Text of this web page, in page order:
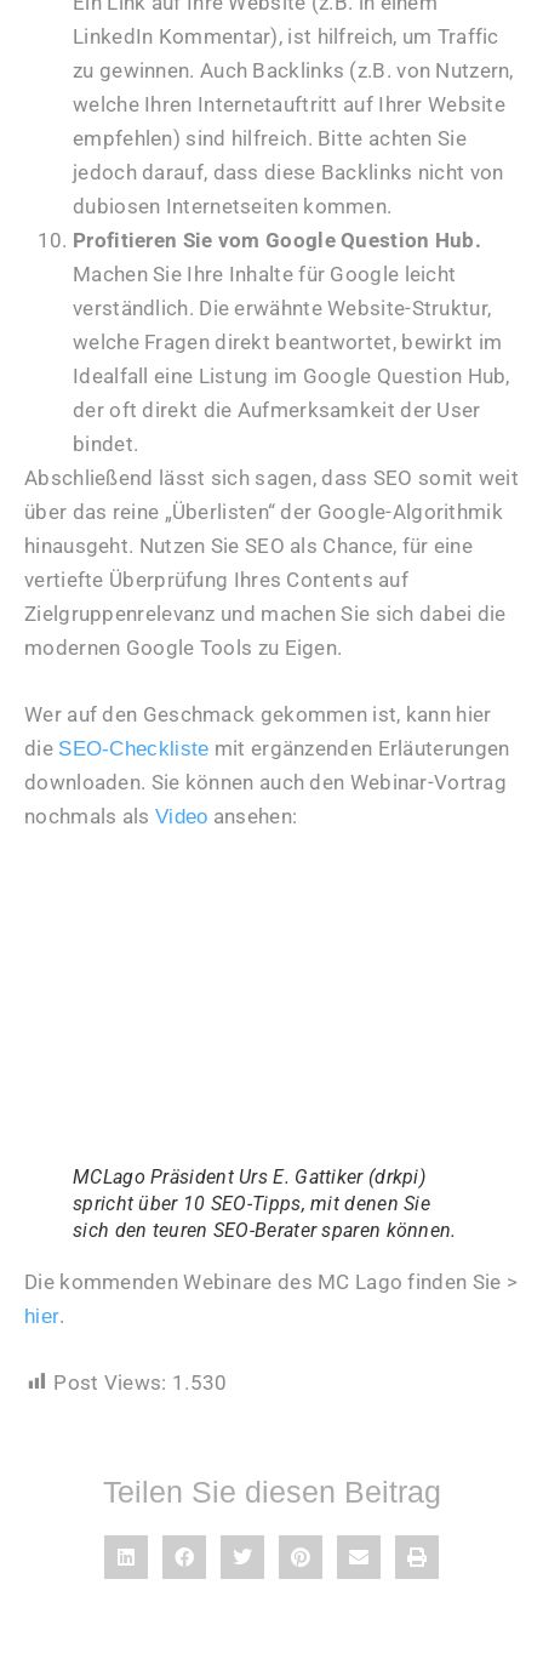
LinkedIn Kommentar), ist hilfreich, um Traffic
zu gewinnen. Auch Backlinks (z.B. von Nutzern,
welche Ihren Internetauftritt auf Ihrer Website
empfehlen) sind hilfreich. Bitte achten Sie
jedoch darauf, dass diese Backlinks nicht von
dubiosen Internetseiten kommen.
Profitieren Sie vom Google Question Hub.
Machen Sie Ihre Inhalte für Google leicht
verständlich. Die erwähnte Website-Struktur,
welche Fragen direkt beantwortet, bewirkt im
Idealfall eine Listung im Google Question Hub,
der oft direkt die Aufmerksamkeit der User
bindet.
Abschließend lässt sich sagen, dass SEO somit weit
über das reine „Überlisten“ der Google-Algorithmik
hinausgeht. Nutzen Sie SEO als Chance, für eine
vertiefte Überprüfung Ihres Contents auf
Zielgruppenrelevanz und machen Sie sich dabei die
modernen Google Tools zu Eigen.
Wer auf den Geschmack gekommen ist, kann hier
die SEO-Checkliste mit ergänzenden Erläuterungen
downloaden. Sie können auch den Webinar-Vortrag
nochmals als Video ansehen:
MCLago Präsident Urs E. Gattiker (drkpi)
spricht über 10 SEO-Tipps, mit denen Sie
sich den teuren SEO-Berater sparen können.
Die kommenden Webinare des MC Lago finden Sie >
hier.
Post Views: 1.530
Teilen Sie diesen Beitrag